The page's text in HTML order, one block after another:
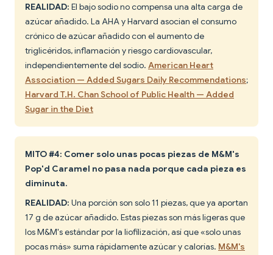
REALIDAD: El bajo sodio no compensa una alta carga de
azúcar añadido. La AHA y Harvard asocian el consumo
crónico de azúcar añadido con el aumento de
triglicéridos, inflamación y riesgo cardiovascular,
independientemente del sodio. American Heart
Association — Added Sugars Daily Recommendations;
Harvard T.H. Chan School of Public Health — Added
Sugar in the Diet
MITO #4: Comer solo unas pocas piezas de M&M's
Pop'd Caramel no pasa nada porque cada pieza es
diminuta.
REALIDAD: Una porción son solo 11 piezas, que ya aportan
17 g de azúcar añadido. Estas piezas son más ligeras que
los M&M's estándar por la liofilización, así que «solo unas
pocas más» suma rápidamente azúcar y calorías. M&M's